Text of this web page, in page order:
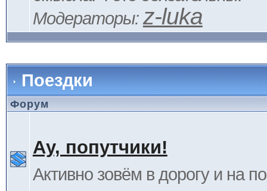
Модераторы: z-luka
Поездки
Форум
Ау, попутчики!
Активно зовём в дорогу и на